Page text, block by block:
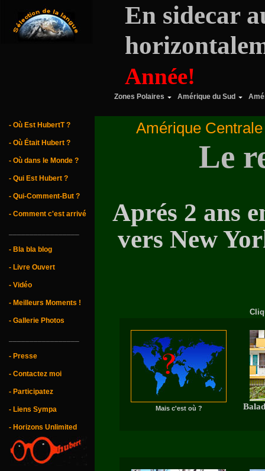
En sidecar
Année!
Zones Polaires Amérique du Sud
- Où Est HubertT ?
- Où Était Hubert ?
- Où dans le Monde ?
- Qui Est Hubert ?
- Qui-Comment-But ?
- Comment c'est arrivé
- Bla bla blog
- Livre Ouvert
- Vidéo
- Meilleurs Moments !
- Gallerie Photos
- Presse
- Contactez moi
- Participatez
- Liens Sympa
- Horizons Unlimited
Amérique Centrale
Le
Aprés 2 ans
vers New
Mais c'est où ?